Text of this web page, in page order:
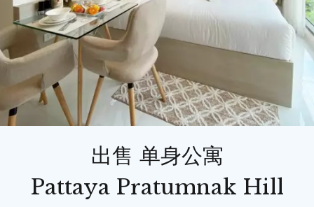
出售 单身公寓
Pattaya Pratumnak Hill